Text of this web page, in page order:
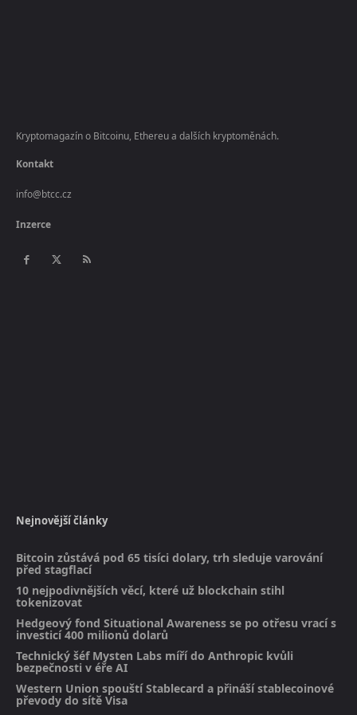
Kryptomagazín o Bitcoinu, Ethereu a dalších kryptoměnách.
Kontakt
info@btcc.cz
Inzerce
Nejnovější články
Bitcoin zůstává pod 65 tisíci dolary, trh sleduje varování
před stagflací
10 nejpodivnějších věcí, které už blockchain stihl
tokenizovat
Hedgeový fond Situational Awareness se po otřesu vrací s
investicí 400 milionů dolarů
Technický šéf Mysten Labs míří do Anthropic kvůli
bezpečnosti v éře AI
Western Union spouští Stablecard a přináší stablecoinové
převody do sítě Visa